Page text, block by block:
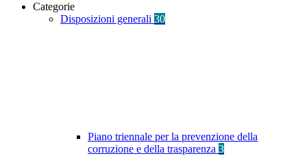
Categorie
Disposizioni generali 30
Piano triennale per la prevenzione della
corruzione e della trasparenza 3